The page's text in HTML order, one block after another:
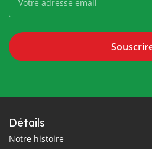
Détails
Notre histoire